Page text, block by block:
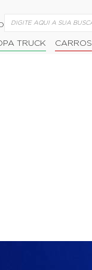
TRUCK CARROS